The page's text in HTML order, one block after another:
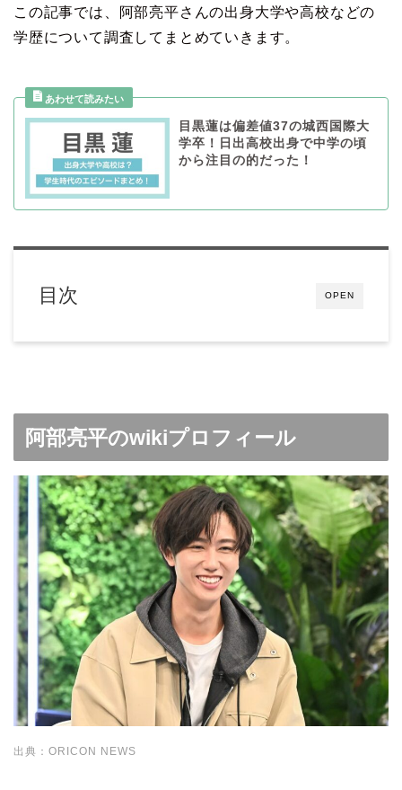
この記事では、阿部亮平さんの出身大学や高校などの
学歴について調査してまとめていきます。
目黒蓮は偏差値37の城西国際大
学卒！日出高校出身で中学の頃
から注目の的だった！
OPEN
目次
阿部亮平のwikiプロフィール
出典：ORICON NEWS